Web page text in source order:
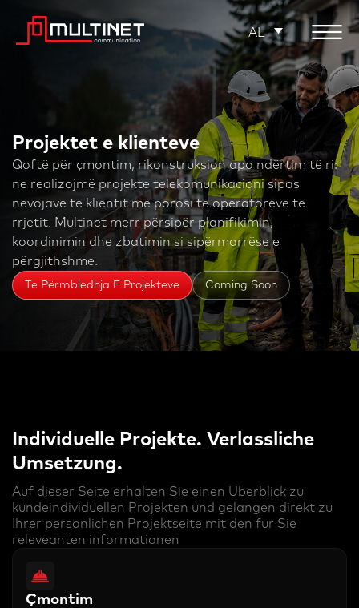
AL
Projektet e klienteve
Qoftë për çmontim, rikonstruksion apo ndërtim të ri:
ne realizojmë projekte telekomunikacioni sipas
nevojave të klientit me porosi të operatorëve të
rrjetit. Multinet merr përsipër planifikimin,
koordinimin dhe zbatimin si sipërmarrëse e
përgjithshme.
Te Përmbledhja E Projekteve Coming Soon
Individuelle Projekte. Verlassliche
Umsetzung.
Auf dieser Seite erhalten Sie einen Uberblick zu
kundeindividuellen Projekten und gelangen direkt zu
Ihrer personlichen Projektseite mit den fur Sie
releveanten informationen
Çmontim